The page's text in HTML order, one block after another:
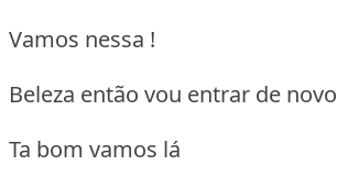
Vamos nessa !
Beleza então vou entrar de novo
Ta bom vamos lá